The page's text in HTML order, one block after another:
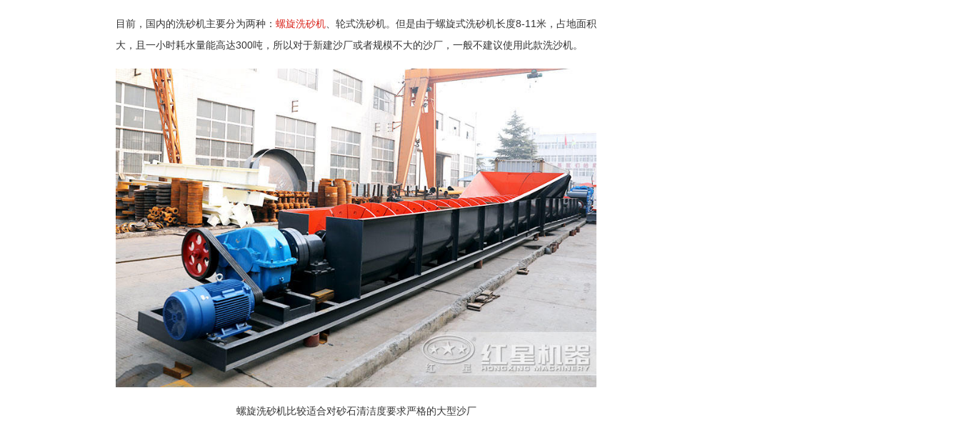
目前，国内的洗砂机主要分为两种： 螺旋洗砂机 、轮式洗砂机。但是由于螺旋式洗砂机长度8-11米，占地面积
大，且一小时耗水量能高达300吨，所以对于新建沙厂或者规模不大的沙厂，一般不建议使用此款洗沙机。
螺旋洗砂机比较适合对砂石清洁度要求严格的大型沙厂